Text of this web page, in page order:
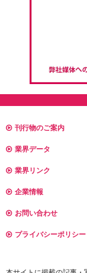
刊行物のご案内
業界データ
業界リンク
企業情報
お問い合わせ
プライバシーポリシー